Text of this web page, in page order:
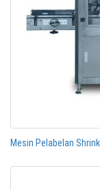
Mesin Pelabelan